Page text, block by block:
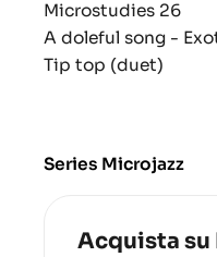
Microstudies 26
A doleful song -
Tip top (duet)
Series Microjazz
Acquista su